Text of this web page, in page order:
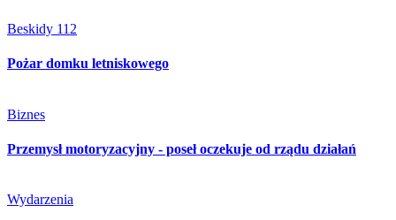
Beskidy 112
Pożar domku letniskowego
Biznes
Przemysł motoryzacyjny - poseł oczekuje od rządu działań
Wydarzenia